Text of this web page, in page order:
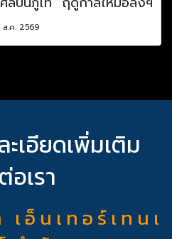
ส.ค. 2569
เอียดเพิ่มเติม
เรา
อ็ น เ ท อ ร์ เ ท น เ